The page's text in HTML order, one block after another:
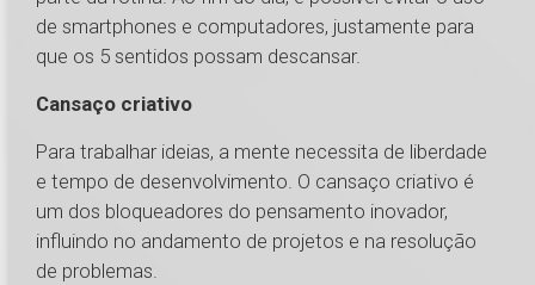
de smartphones e computadores, justamente para
que os 5 sentidos possam descansar.
Cansaço criativo
Para trabalhar ideias, a mente necessita de liberdade
e tempo de desenvolvimento. O cansaço criativo é
um dos bloqueadores do pensamento inovador,
influindo no andamento de projetos e na resolução
de problemas.